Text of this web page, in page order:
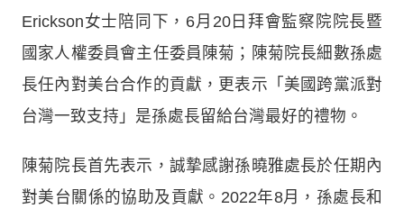
Erickson女士陪同下，6月20日拜會監察院院長暨
國家人權委員會主任委員陳菊；陳菊院長細數孫處
長任內對美台合作的貢獻，更表示「美國跨黨派對
台灣一致支持」是孫處長留給台灣最好的禮物。
陳菊院長首先表示，誠摯感謝孫曉雅處長於任期內
對美台關係的協助及貢獻。2022年8月，孫處長和